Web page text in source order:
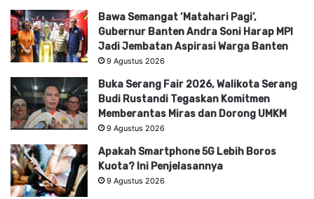
Bawa Semangat ‘Matahari Pagi’,
Gubernur Banten Andra Soni Harap MPI
Jadi Jembatan Aspirasi Warga Banten
9 Agustus 2026
Buka Serang Fair 2026, Walikota Serang
Budi Rustandi Tegaskan Komitmen
Memberantas Miras dan Dorong UMKM
9 Agustus 2026
Apakah Smartphone 5G Lebih Boros
Kuota? Ini Penjelasannya
9 Agustus 2026